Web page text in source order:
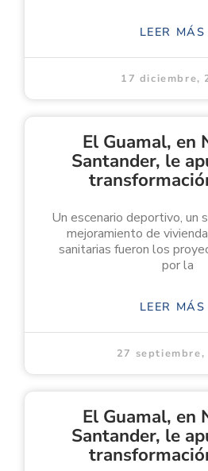
LEER MÁS
17 diciembre,
El Guamal, en
Santander, le
Un escenario deportivo, un
mejoramiento de
sanitarias fueron los
por la
LEER MÁS
27 septiembre,
El Guamal, en
Santander, le